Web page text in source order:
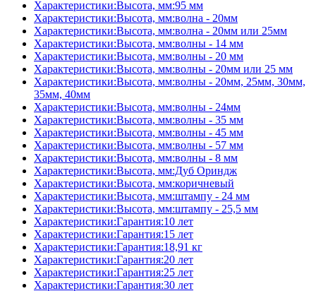
Характеристики:Высота, мм:95 мм
Характеристики:Высота, мм:волна - 20мм
Характеристики:Высота, мм:волна - 20мм или 25мм
Характеристики:Высота, мм:волны - 14 мм
Характеристики:Высота, мм:волны - 20 мм
Характеристики:Высота, мм:волны - 20мм или 25 мм
Характеристики:Высота, мм:волны - 20мм, 25мм, 30мм,
35мм, 40мм
Характеристики:Высота, мм:волны - 24мм
Характеристики:Высота, мм:волны - 35 мм
Характеристики:Высота, мм:волны - 45 мм
Характеристики:Высота, мм:волны - 57 мм
Характеристики:Высота, мм:волны - 8 мм
Характеристики:Высота, мм:Дуб Ориндж
Характеристики:Высота, мм:коричневый
Характеристики:Высота, мм:штампу - 24 мм
Характеристики:Высота, мм:штампу - 25,5 мм
Характеристики:Гарантия:10 лет
Характеристики:Гарантия:15 лет
Характеристики:Гарантия:18,91 кг
Характеристики:Гарантия:20 лет
Характеристики:Гарантия:25 лет
Характеристики:Гарантия:30 лет